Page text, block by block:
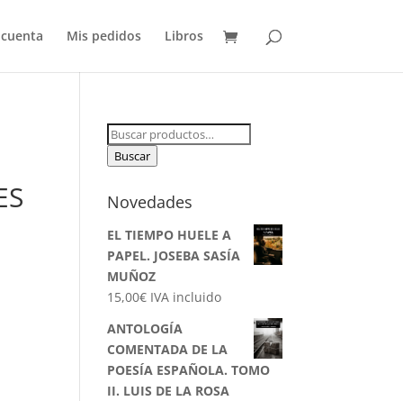
Mis pedidos Libros
Buscar
por:
Buscar
Novedades
EL TIEMPO HUELE A
PAPEL. JOSEBA SASÍA
MUÑOZ
15,00€ IVA incluido
ANTOLOGÍA
COMENTADA DE LA
POESÍA ESPAÑOLA. TOMO
II. LUIS DE LA ROSA